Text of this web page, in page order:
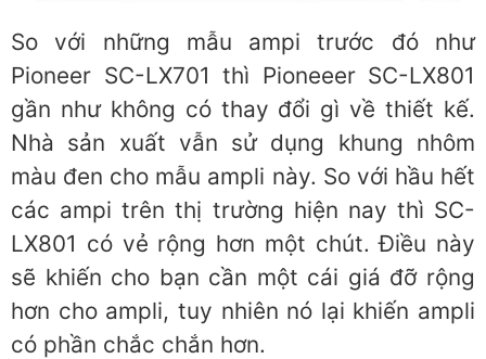
So với những mẫu ampi trước đó như
Pioneer SC-LX701 thì Pioneeer SC-LX801
gần như không có thay đổi gì về thiết kế.
Nhà sản xuất vẫn sử dụng khung nhôm
màu đen cho mẫu ampli này. So với hầu hết
các ampi trên thị trường hiện nay thì SC-
LX801 có vẻ rộng hơn một chút. Điều này
sẽ khiến cho bạn cần một cái giá đỡ rộng
hơn cho ampli, tuy nhiên nó lại khiến ampli
có phần chắc chắn hơn.